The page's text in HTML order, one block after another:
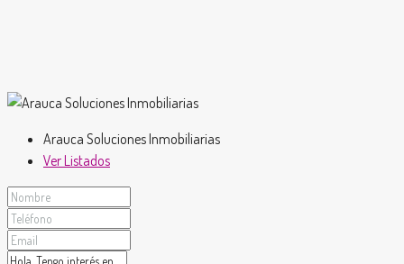
Arauca Soluciones Inmobiliarias
Ver Listados